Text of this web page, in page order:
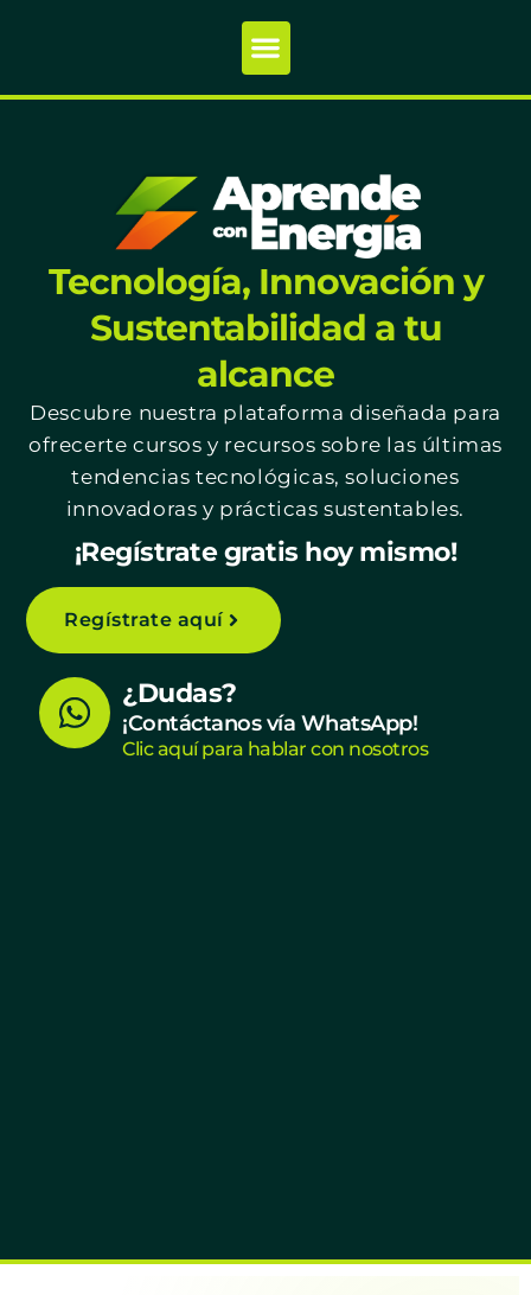
Tecnología, Innovación y
Sustentabilidad a tu
alcance
Descubre nuestra plataforma diseñada para
ofrecerte cursos y recursos sobre las últimas
tendencias tecnológicas, soluciones
innovadoras y prácticas sustentables.
¡Regístrate gratis hoy mismo!
Regístrate aquí
W
h
¿Dudas?
¡Contáctanos vía WhatsApp!
Clic aquí para hablar con nosotros